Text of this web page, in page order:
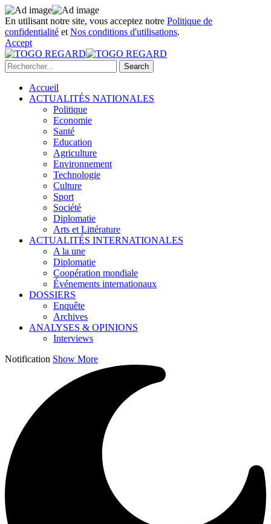
En utilisant notre site, vous acceptez notre Politique de
confidentialité et Nos conditions d'utilisations.
Accept
Accueil
ACTUALITÉS NATIONALES
Politique
Economie
Santé
Education
Agriculture
Environnement
Technologie
Culture
Sport
Société
Diplomatie
Arts et Littérature
ACTUALITÉS INTERNATIONALES
A la une
Diplomatie
Coopération mondiale
Événements internationaux
DOSSIERS
Enquête
Archives
ANALYSES & OPINIONS
Interviews
Notification Show More